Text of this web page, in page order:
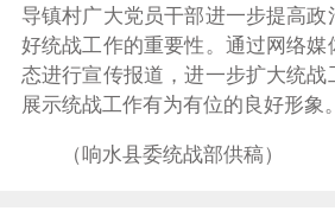
导镇村广大党员干部进一步提高政
好统战工作的重要性。通过网络媒
态进行宣传报道，进一步扩大统战
展示统战工作有为有位的良好形象。
（响水县委统战部供稿）